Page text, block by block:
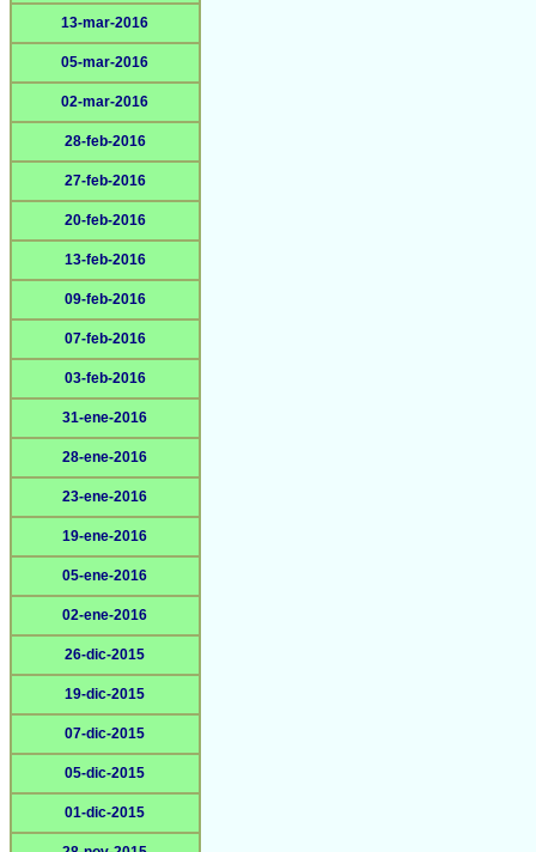
13-mar-2016
05-mar-2016
02-mar-2016
28-feb-2016
27-feb-2016
20-feb-2016
13-feb-2016
09-feb-2016
07-feb-2016
03-feb-2016
31-ene-2016
28-ene-2016
23-ene-2016
19-ene-2016
05-ene-2016
02-ene-2016
26-dic-2015
19-dic-2015
07-dic-2015
05-dic-2015
01-dic-2015